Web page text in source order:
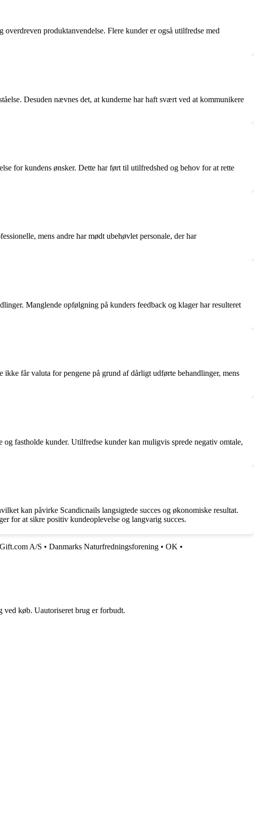
produktanvendelse. Flere kunder er også utilfredse med
Desuden nævnes det, at kunderne har haft svært ved at kommunikere
for kundens ønsker. Dette har ført til utilfredshed og behov for at rette
mens andre har mødt ubehøvlet personale, der har
Manglende opfølgning på kunders feedback og klager har resulteret
får valuta for pengene på grund af dårligt udførte behandlinger, mens
fastholde kunder. Utilfredse kunder kan muligvis sprede negativ omtale,
kan påvirke Scandicnails langsigtede succes og økonomiske resultat.
for at sikre positiv kundeoplevelse og langvarig succes.
A/S • Danmarks Naturfredningsforening • OK •
ved køb. Uautoriseret brug er forbudt.